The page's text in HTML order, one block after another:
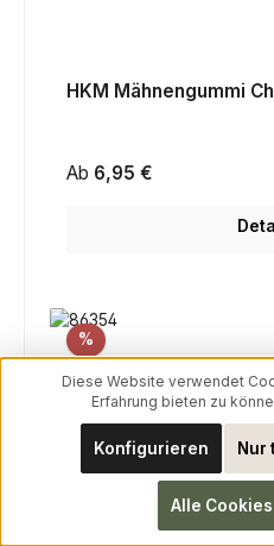
HKM Mähnengummi
Regulärer Preis:
Ab 6,95 €
%Rabatt
Diese Website verwendet
Erfahrung bieten zu
Nur
Konfigurieren
Alle